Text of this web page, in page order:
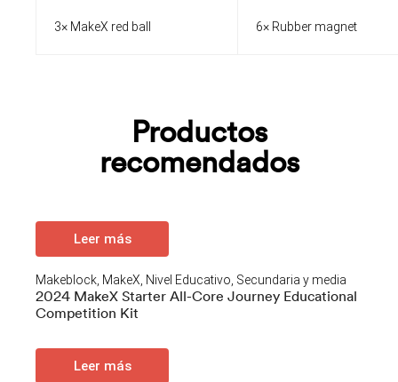
3× MakeX red ball 6× Rubber magnet
Productos
recomendados
Leer más
Makeblock MakeX Nivel Educativo Secundaria y media
2024 MakeX Starter All-Core Journey Educational
Competition Kit
Leer más